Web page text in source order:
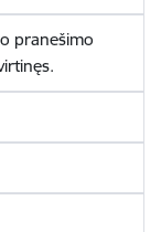
pranešimo